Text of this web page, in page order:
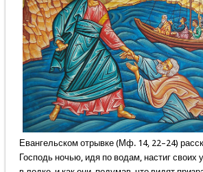
Евангельском отрывке (Мф. 14, 22–24)
Господь ночью, идя по водам, настиг своих